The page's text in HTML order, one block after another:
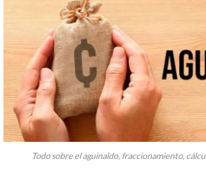
Todo sobre el aguinaldo, fraccionamiento,